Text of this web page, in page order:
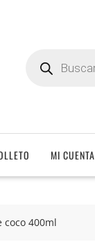
productos
MI CUENTA
coco 400ml